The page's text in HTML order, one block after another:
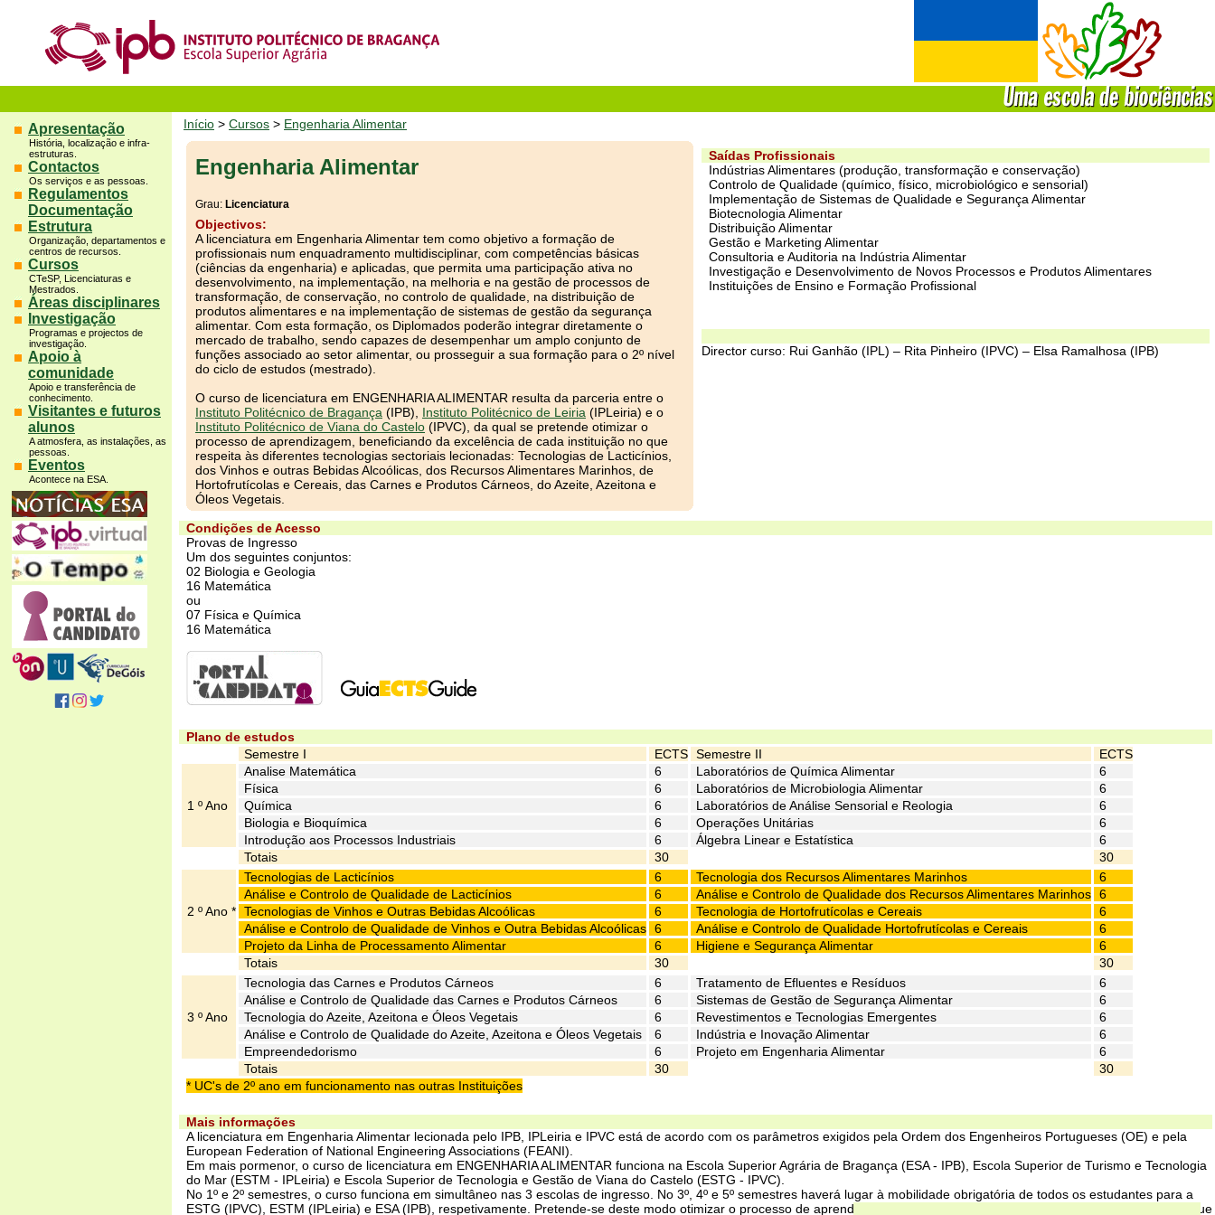
Apresentação
História, localização e infra-
estruturas.
Contactos
Os serviços e as pessoas.
Regulamentos
Documentação
Estrutura
Organização, departamentos e
centros de recursos.
Cursos
CTeSP, Licenciaturas e
Mestrados.
Áreas disciplinares
Investigação
Programas e projectos de
investigação.
Apoio à
comunidade
Apoio e transferência de
conhecimento.
Visitantes e futuros
alunos
A atmosfera, as instalações, as
pessoas.
Eventos
Acontece na ESA.
Início > Cursos > Engenharia Alimentar
Engenharia Alimentar
Grau: Licenciatura
Objectivos:
A licenciatura em Engenharia Alimentar tem como objetivo a formação de
profissionais num enquadramento multidisciplinar, com competências básicas
(ciências da engenharia) e aplicadas, que permita uma participação ativa no
desenvolvimento, na implementação, na melhoria e na gestão de processos de
transformação, de conservação, no controlo de qualidade, na distribuição de
produtos alimentares e na implementação de sistemas de gestão da segurança
alimentar. Com esta formação, os Diplomados poderão integrar diretamente o
mercado de trabalho, sendo capazes de desempenhar um amplo conjunto de
funções associado ao setor alimentar, ou prosseguir a sua formação para o 2º nível
do ciclo de estudos (mestrado).
O curso de licenciatura em ENGENHARIA ALIMENTAR resulta da parceria entre o
Instituto Politécnico de Bragança (IPB), Instituto Politécnico de Leiria (IPLeiria) e o
Instituto Politécnico de Viana do Castelo (IPVC), da qual se pretende otimizar o
processo de aprendizagem, beneficiando da excelência de cada instituição no que
respeita às diferentes tecnologias sectoriais lecionadas: Tecnologias de Lacticínios,
dos Vinhos e outras Bebidas Alcoólicas, dos Recursos Alimentares Marinhos, de
Hortofrutícolas e Cereais, das Carnes e Produtos Cárneos, do Azeite, Azeitona e
Óleos Vegetais.
Saídas Profissionais
Indústrias Alimentares (produção, transformação e conservação)
Controlo de Qualidade (químico, físico, microbiológico e sensorial)
Implementação de Sistemas de Qualidade e Segurança Alimentar
Biotecnologia Alimentar
Distribuição Alimentar
Gestão e Marketing Alimentar
Consultoria e Auditoria na Indústria Alimentar
Investigação e Desenvolvimento de Novos Processos e Produtos Alimentares
Instituições de Ensino e Formação Profissional
Director curso: Rui Ganhão (IPL) – Rita Pinheiro (IPVC) – Elsa Ramalhosa (IPB)
Condições de Acesso
Provas de Ingresso
Um dos seguintes conjuntos:
02 Biologia e Geologia
16 Matemática
ou
07 Física e Química
16 Matemática
Plano de estudos
Semestre I
ECTS Semestre II ECTS
1 º Ano
Analise Matemática 6 Laboratórios de Química Alimentar
6
Física
6 Laboratórios de Microbiologia Alimentar
6
Química
6 Laboratórios de Análise Sensorial e Reologia
6
Biologia e Bioquímica
6 Operações Unitárias
6
Introdução aos Processos Industriais
6 Álgebra Linear e Estatística
6
Totais
30 30
2 º Ano *
Tecnologias de Lacticínios 6 Tecnologia dos Recursos Alimentares Marinhos
6
Análise e Controlo de Qualidade de Lacticínios
6 Análise e Controlo de Qualidade dos Recursos Alimentares Marinhos 6
Tecnologias de Vinhos e Outras Bebidas Alcoólicas
6 Tecnologia de Hortofrutícolas e Cereais
6
Análise e Controlo de Qualidade de Vinhos e Outra Bebidas Alcoólicas 6 Análise e Controlo de Qualidade Hortofrutícolas e Cereais
6
Projeto da Linha de Processamento Alimentar
6 Higiene e Segurança Alimentar
6
Totais
30 30
3 º Ano
Tecnologia das Carnes e Produtos Cárneos 6 Tratamento de Efluentes e Resíduos
6
Análise e Controlo de Qualidade das Carnes e Produtos Cárneos
6 Sistemas de Gestão de Segurança Alimentar
6
Tecnologia do Azeite, Azeitona e Óleos Vegetais
6 Revestimentos e Tecnologias Emergentes
6
Análise e Controlo de Qualidade do Azeite, Azeitona e Óleos Vegetais
6 Indústria e Inovação Alimentar
6
Empreendedorismo
6 Projeto em Engenharia Alimentar
6
Totais
30
30
* UC's de 2º ano em funcionamento nas outras Instituições
Mais informações
A licenciatura em Engenharia Alimentar lecionada pelo IPB, IPLeiria e IPVC está de acordo com os parâmetros exigidos pela Ordem dos Engenheiros Portugueses (OE) e pela
European Federation of National Engineering Associations (FEANI).
Em mais pormenor, o curso de licenciatura em ENGENHARIA ALIMENTAR funciona na Escola Superior Agrária de Bragança (ESA - IPB), Escola Superior de Turismo e Tecnologia
do Mar (ESTM - IPLeiria) e Escola Superior de Tecnologia e Gestão de Viana do Castelo (ESTG - IPVC).
No 1º e 2º semestres, o curso funciona em simultâneo nas 3 escolas de ingresso. No 3º, 4º e 5º semestres haverá lugar à mobilidade obrigatória de todos os estudantes para a
ESTG (IPVC), ESTM (IPLeiria) e ESA (IPB), respetivamente. Pretende-se deste modo otimizar o processo de aprendizagem, beneficiando da excelência de cada instituição no que